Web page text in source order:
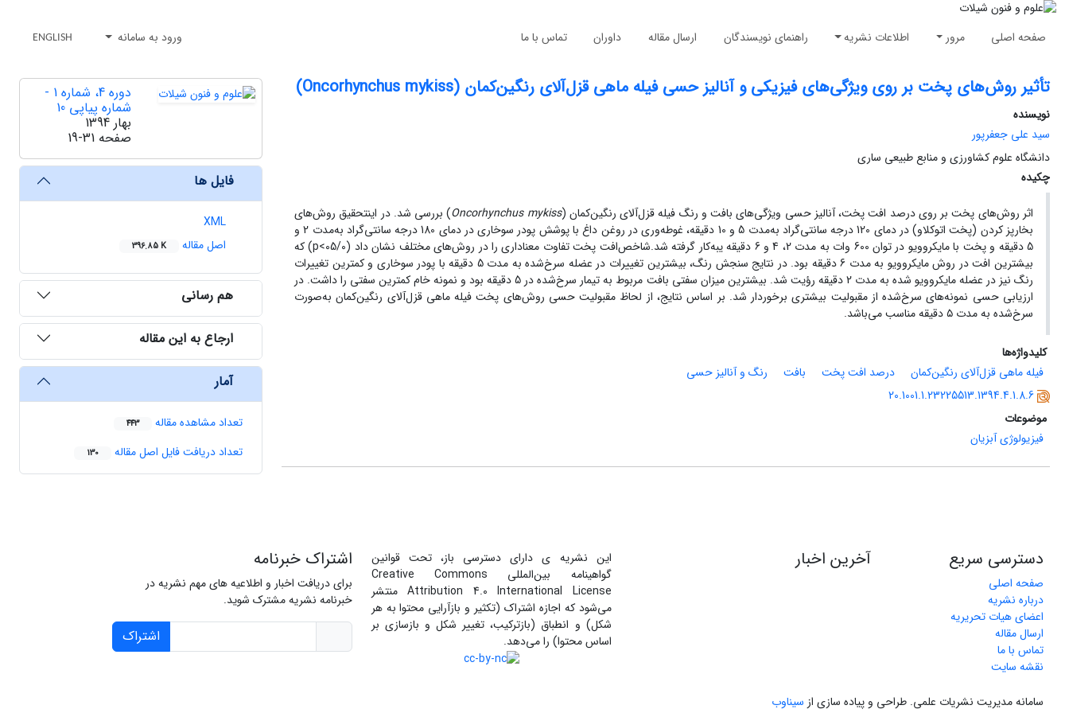
صفحه اصلی مرور اطلاعات نشریه راهنمای نویسندگان ارسال مقاله داوران تماس با ما ورود به سامانه ENGLISH
تأثیر روش‌های پخت بر روی ویژگی‌های فیزیکی و آنالیز حسی فیله ماهی قزل‌آلای رنگین‌کمان (Oncorhynchus mykiss)
نویسنده
سید علی جعفرپور
دانشگاه علوم کشاورزی و منابع طبیعی ساری
چکیده
اثر روش‌های پخت بر روی درصد افت پخت، آنالیز حسی ویژگی‌های بافت و رنگ فیله قزل‌آلای رنگین‌کمان (Oncorhynchus mykiss) بررسی شد. در اینتحقیق روش‌های
بخارپز کردن (پخت اتوکلاو) در دمای 120 درجه سانتی‌گراد به‌مدت 5 و 10 دقیقه، غوطه‌وری در روغن داغ با پوشش پودر سوخاری در دمای 180 درجه سانتی‌گراد به‌‌‌مدت 2 و
5 دقیقه و پخت با مایکروویو در توان 600 وات به مدت 2، 4 و 6 دقیقه یبه‌‌کار گرفته شد.شاخص‌افت پخت تفاوت معنا‌داری را در روش‌های مختلف نشان داد (05/0>p) که
بیشترین افت در روش مایکروویو به مدت 6 دقیقه بود. در نتایج سنجش رنگ، بیشترین تغییرات در عضله سرخ‌شده به مدت 5 دقیقه با پودر سوخاری و کمترین تغییرات
رنگ نیز در عضله مایکروویو شده به مدت 2 دقیقه رؤیت شد. بیشترین میزان سفتی بافت مربوط به تیمار سرخ‌شده در 5 دقیقه بود و نمونه خام کمترین سفتی را داشت. در
ارزیابی حسی نمونه‌های سرخ‌شده از مقبولیت بیشتری برخوردار شد. بر اساس نتایج، از لحاظ مقبولیت حسی روش‌های پخت فیله ماهی قزل‌آلای رنگین‌کمان به‌صورت
سرخ‌شده به مدت ۵ دقیقه مناسب می‌باشد.
کلیدواژه‌ها
فیله ماهی قزل‌آلای رنگین‌کمان
درصد افت پخت بافت
رنگ و آنالیز حسی
20.1001.1.23225513.1394.4.1.8.6
موضوعات
فیزیولوژی آبزیان
دوره 4، شماره 1 -
شماره پیاپی 10
بهار 1394
صفحه 19-31
فایل ها
XML
اصل مقاله
396.85 K
هم رسانی
ارجاع به این مقاله
آمار
تعداد مشاهده مقاله 443
تعداد دریافت فایل اصل مقاله 130
دسترسی سریع
صفحه اصلی
درباره نشریه
اعضای هیات تحریریه
ارسال مقاله
تماس با ما
نقشه سایت
آخرین اخبار
این نشریه ی دارای دسترسی باز، تحت قوانین
گواهینامه بین‌المللی Creative Commons
Attribution 4.0 International License منتشر
می‌شود که اجازه اشتراک (تکثیر و بازآرایی محتوا به هر
شکل) و انطباق (بازترکیب، تغییر شکل و بازسازی بر
اساس محتوا) را می‌دهد.
اشتراک خبرنامه
برای دریافت اخبار و اطلاعیه های مهم نشریه در
خبرنامه نشریه مشترک شوید.
اشتراک
سامانه مدیریت نشریات علمی. طراحی و پیاده سازی از سیناوب